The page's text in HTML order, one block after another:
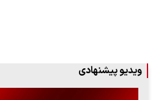
ویدیو پیشنهادی